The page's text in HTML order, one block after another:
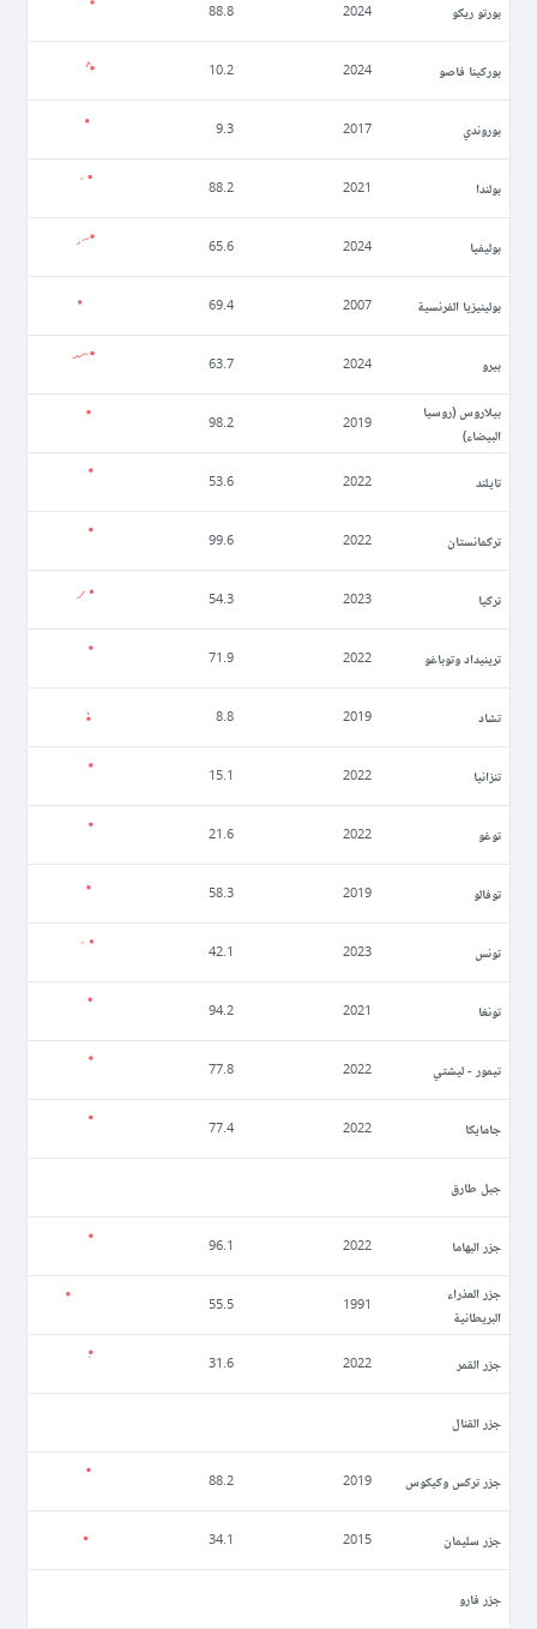
بورتو ريكو 2024
88.8
بوركينا فاصو 2024
10.2
بوروندي 2017
9.3
بولندا 2021
88.2
بوليفيا 2024
65.6
بولينيزيا الفرنسية 2007
69.4
بيرو 2024
63.7
بيلاروس (روسيا
البيضاء)
2019
98.2
تايلند 2022
53.6
تركمانستان 2022
99.6
تركيا 2023
54.3
ترينيداد وتوباغو 2022
71.9
تشاد 2019
8.8
تنزانيا 2022
15.1
توغو 2022
21.6
توفالو 2019
58.3
تونس 2023
42.1
تونغا 2021
94.2
تيمور - ليشتي 2022
77.8
جامايكا 2022
77.4
جبل طارق
جزر البهاما 2022
96.1
جزر العذراء
البريطانية
1991
55.5
جزر القمر 2022
31.6
جزر القنال
جزر تركس وكيكوس 2019
88.2
جزر سليمان 2015
34.1
جزر فارو